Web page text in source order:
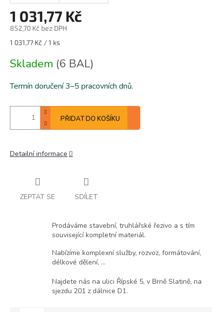
1 031,77 Kč
852,70 Kč bez DPH
Měrná
1 031,77 Kč / 1 ks
Skladem (6 BAL)
Termín doručení 3–5 pracovních dnů.
PŘIDAT DO KOŠÍKU
Detailní informace
ZEPTAT SE SDÍLET
Prodáváme stavební, truhlářské řezivo a s tím
související kompletní materiál.
Nabízíme komplexní služby, rozvoz, formátování,
délkové dělení, ...
Najdete nás na ulici Řípské 5, v Brně Slatině, na
sjezdu 201 z dálnice D1.